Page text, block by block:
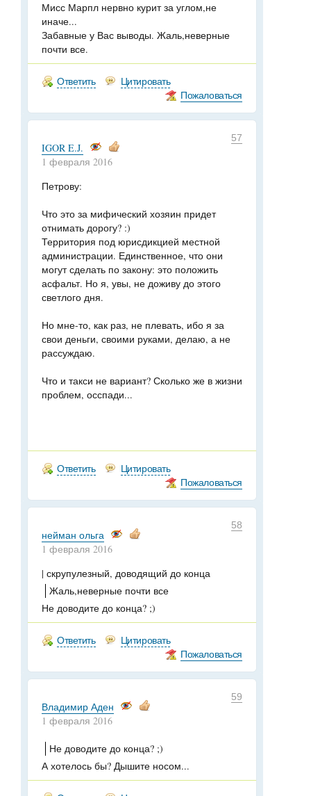
Мисс Марпл нервно курит за углом,не
иначе...
Забавные у Вас выводы. Жаль,неверные
почти все.
Ответить
Цитировать
Пожаловаться
57
IGOR E.J.
1 февраля 2016
Петрову:
Что это за мифический хозяин придет
отнимать дорогу? :)
Территория под юрисдикцией местной
администрации. Единственное, что они
могут сделать по закону: это положить
асфальт. Но я, увы, не доживу до этого
светлого дня.
Но мне-то, как раз, не плевать, ибо я за
свои деньги, своими руками, делаю, а не
рассуждаю.
Что и такси не вариант? Сколько же в жизни
проблем, осспади...
Ответить
Цитировать
Пожаловаться
58
нейман ольга
1 февраля 2016
| скрупулезный, доводящий до конца
Жаль,неверные почти все
Не доводите до конца? ;)
Ответить
Цитировать
Пожаловаться
59
Владимир Аден
1 февраля 2016
Не доводите до конца? ;)
А хотелось бы? Дышите носом...